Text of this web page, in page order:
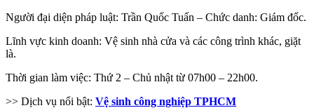
Người đại diện pháp luật: Trần Quốc Tuấn – Chức danh: Giám đốc.
Lĩnh vực kinh doanh: Vệ sinh nhà cửa và các công trình khác, giặt
là.
Thời gian làm việc: Thứ 2 – Chủ nhật từ 07h00 – 22h00.
>> Dịch vụ nổi bật: Vệ sinh công nghiệp TPHCM